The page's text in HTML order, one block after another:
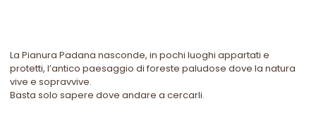
La Pianura Padana nasconde, in pochi luoghi appartati e
protetti, l’antico paesaggio di foreste paludose dove la natura
vive e sopravvive.
Basta solo sapere dove andare a cercarli.